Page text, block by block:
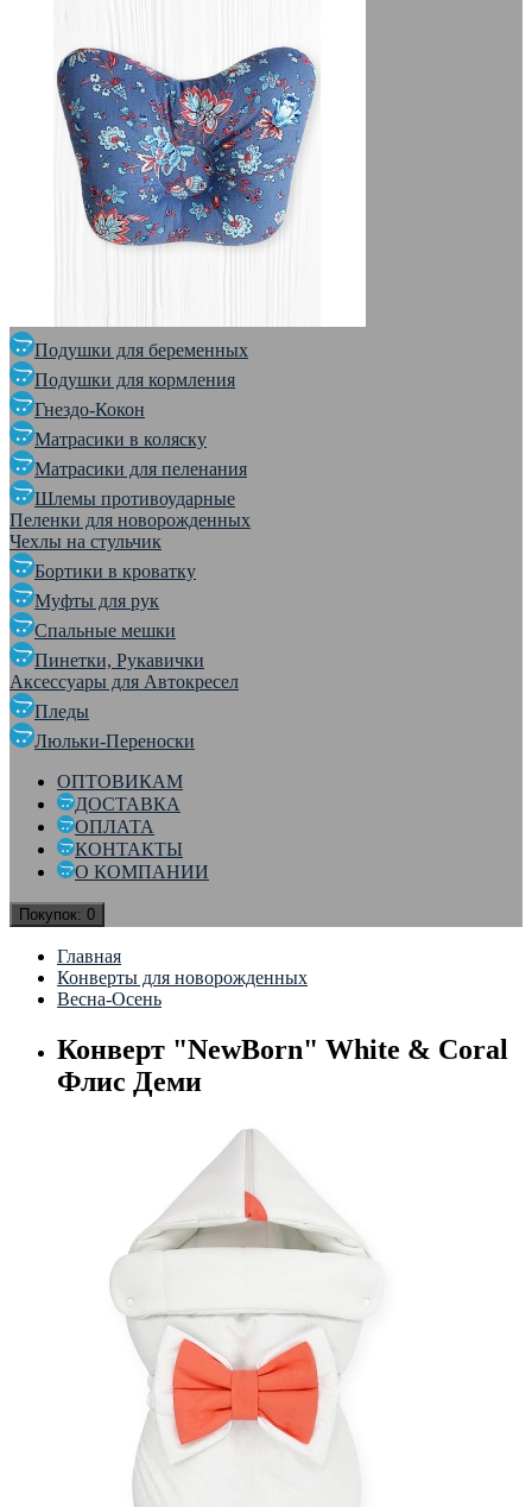
Подушки для беременных
Подушки для кормления
Гнездо-Кокон
Матрасики в коляску
Матрасики для пеленания
Шлемы противоударные
Пеленки для новорожденных
Чехлы на стульчик
Бортики в кроватку
Муфты для рук
Спальные мешки
Пинетки, Рукавички
Аксессуары для Автокресел
Пледы
Люльки-Переноски
ОПТОВИКАМ
ДОСТАВКА
ОПЛАТА
КОНТАКТЫ
О КОМПАНИИ
Покупок: 0
Главная
Конверты для новорожденных
Весна-Осень
Конверт "NewBorn" White & Coral
Флис Деми